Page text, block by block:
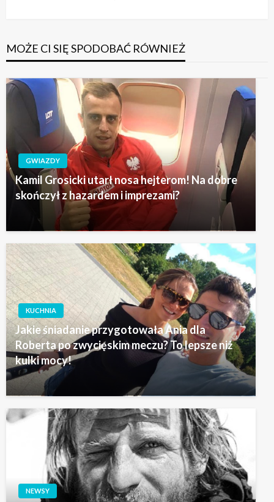
MOŻE CI SIĘ SPODOBAĆ RÓWNIEŻ
GWIAZDY
Kamil Grosicki utarł nosa hejterom! Na dobre
skończył z hazardem i imprezami?
KUCHNIA
Jakie śniadanie przygotowała Ania dla
Roberta po zwycięskim meczu? To lepsze niż
kulki mocy!
NEWSY